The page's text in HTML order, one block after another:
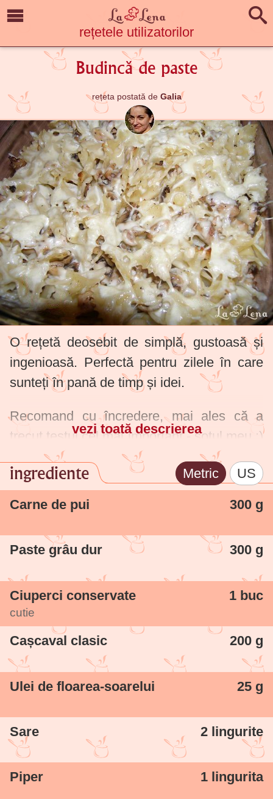
rețetele utilizatorilor
Budincă de paste
rețeta postată de Galia
O rețetă deosebit de simplă, gustoasă și
ingenioasă. Perfectă pentru zilele în care
sunteți în pană de timp și idei.
Recomand cu încredere, mai ales că a
trecut testul cel mai important - soțul meu :)
A spus că este o combinație perfectă.
Se poate adăuga și ceapă în momentul
călirii cărnii cu ciupercile, eu nu am pus
vezi toată descrierea
ingrediente Metric US
Carne de pui 300 g
Paste grâu dur 300 g
Ciuperci conservate 1 buc
cutie
Cașcaval clasic 200 g
Ulei de floarea-soarelui 25 g
Sare 2 lingurite
Piper 1 lingurita